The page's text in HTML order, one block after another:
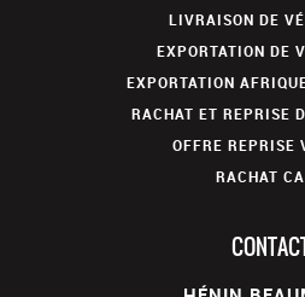
LIVRAISON DE
EXPORTATION DE
EXPORTATION
RACHAT ET REPRISE
OFFRE REPRISE
RACHAT